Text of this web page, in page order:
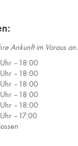
Ankunft im Voraus an.
– 18:00
– 18:00
– 18:00
– 18:00
– 18:00
– 17:00